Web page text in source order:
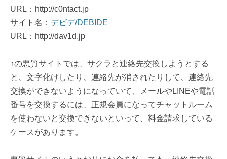
URL：http://c0ntact.jp
サイト名： デビデ/DEBIDE
URL：http://dav1d.jp
↑の悪質サイトでは、サクラと連絡先交換しようとする
と、文字化けしたり、連絡先が消されたりして、連絡先
交換ができないようになっていて、メールやLINEや電話
番号を交換するには、正規会員になってチャットルーム
を使わないと交換できないといって、料金請求している
ケースがあります。